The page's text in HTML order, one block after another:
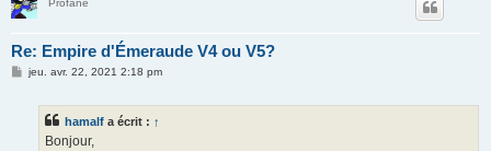
Profane
Re: Empire d'Émeraude V4 ou V5?
Mjeu. avr. 22, 2021 2:18 pm
hamalf a écrit : ↑
Bonjour,